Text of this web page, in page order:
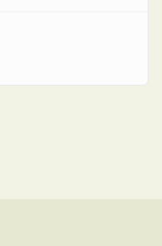
previos